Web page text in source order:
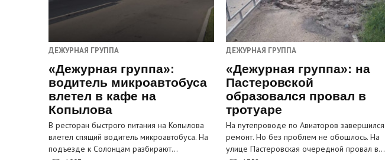
ДЕЖУРНАЯ ГРУППА
«Дежурная группа»:
водитель микроавтобуса
влетел в кафе на
Копылова
В ресторан быстрого питания на Копылова
влетел спящий водитель микроавтобуса. На
подъезде к Солонцам разбирают…
ДЕЖУРНАЯ ГРУППА
«Дежурная группа»: на
Пастеровской
образовался провал в
тротуаре
На путепроводе по Авиаторов завершился
ремонт. Но без проблем не обошлось. На
улице Пастеровская очередной провал в…